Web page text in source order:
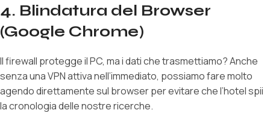
4. Blindatura del Browser
(Google Chrome)
Il firewall protegge il PC, ma i dati che trasmettiamo? Anche
senza una VPN attiva nell’immediato, possiamo fare molto
agendo direttamente sul browser per evitare che l’hotel spii
la cronologia delle nostre ricerche.